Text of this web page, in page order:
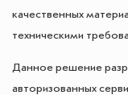
качественных
техническими
Данное решение
авторизованных